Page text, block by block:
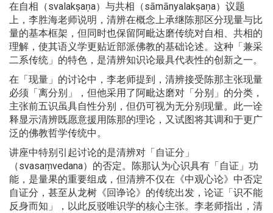
在自相（svalakṣaṇa）与共相（sāmānyalakṣaṇa）议题
上，李胜海老师说明，清辨在概念上承继陈那区分现量与比
量的基本框架，但同时也保留阿毗达磨传统对自相、共相的
理解，使其语义学更贴近部派佛教的基础论述。这种「兼采
二系传统」的特色，是清辨知识论最具代表性的创新之一。
在「现量」的讨论中，李老师提到，清辨接受陈那主张现量
必须「离分别」，但他采用了阿毗达磨对「分别」的分类，
主张前五识虽具自性分别，但仍可视为无分别现量。此一诠
释显示清辨既愿意援用陈那的理论，又试图将其调和于更广
泛的佛教哲学传统中。
讲座中特别引起讨论的是清辨对「自证分」
（svasaṃvedana）的否定。陈那认为心识具有「自证」功
能，是量果的重要组成，但清辨不仅在《中观心论》中否定
自证分，甚至从龙树《回诤论》的传统出发，论证「识不能
反身而知」，以此反驳唯识学的核心主张。李老师指出，清